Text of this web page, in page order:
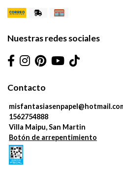
Nuestras redes sociales
Contacto
1562754888
Villa Maipu, San Martin
Botón de arrepentimiento